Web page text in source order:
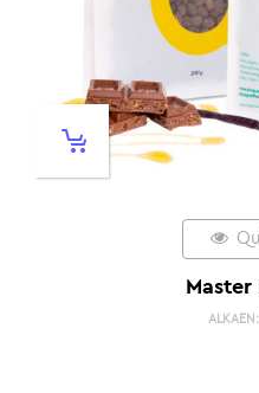
Master
ALKAEN: